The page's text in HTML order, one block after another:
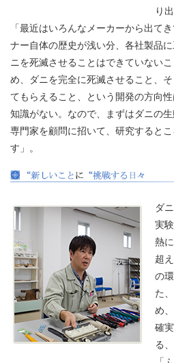
り
「最近はいろんなメーカーから出て
ナー自体の歴史が浅い分、各社製品
ニを死滅させることはできていない
め、ダニを完全に死滅させること、
てもらえること、という開発の方向
知識がない。なので、まずはダニの
専門家を顧問に招いて、研究すると
す」。
ダ
実
熱
超
の
た
め
確
る